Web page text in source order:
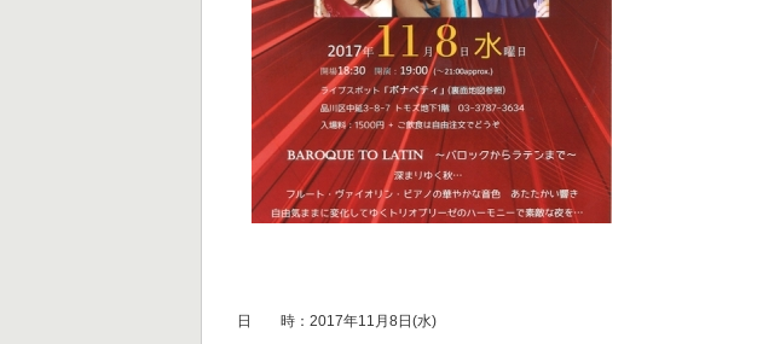
日 時：2017年11月8日(水)